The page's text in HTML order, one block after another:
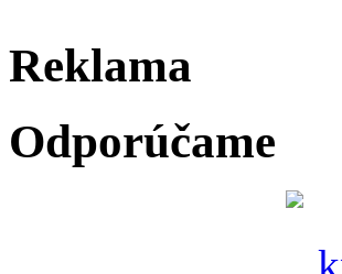
Reklama
Odporúčame